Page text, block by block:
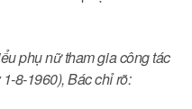
phụ nữ tham gia công tác
8-1960), Bác chỉ rõ: